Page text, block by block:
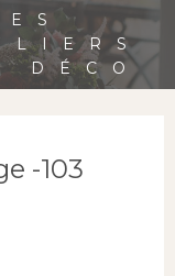
DÉCO
-103